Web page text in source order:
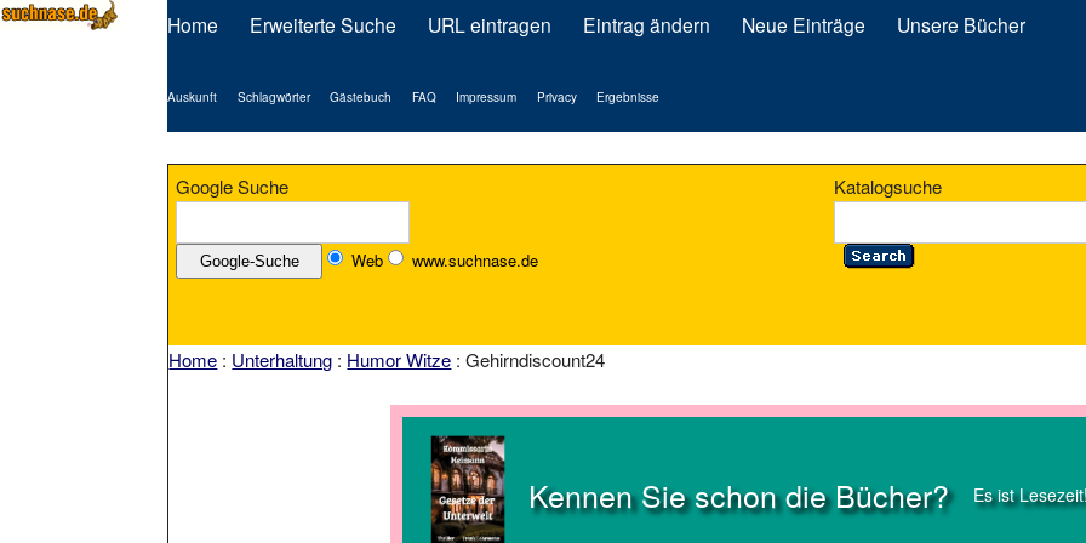
Home Erweiterte Suche URL eintragen Eintrag ändern Neue Einträge Unsere Bücher
Auskunft Schlagwörter Gästebuch FAQ Impressum Privacy Ergebnisse
Google Suche
Web www.suchnase.de
Katalogsuche
Home : Unterhaltung : Humor Witze : Gehirndiscount24
Kennen Sie schon die Bücher? Es ist